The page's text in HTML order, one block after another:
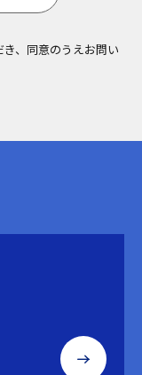
き、同意のうえお問い